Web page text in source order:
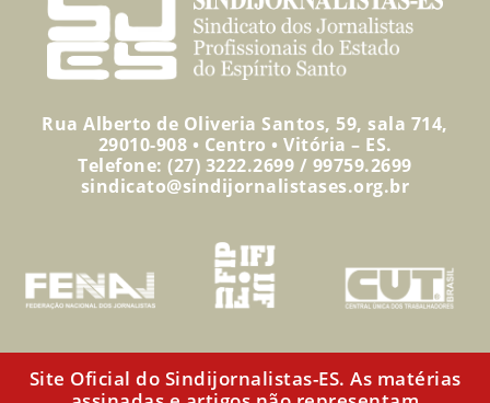
Rua Alberto de Oliveria Santos, 59, sala 714,
29010-908 • Centro • Vitória – ES.
Telefone: (27) 3222.2699 / 99759.2699
sindicato@sindijornalistases.org.br
Site Oficial do Sindijornalistas-ES. As matérias